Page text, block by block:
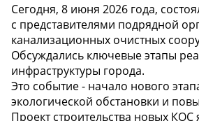
Сегодня, 8 июня 2026 года,
с представителями подрядной
канализационных очистных
Обсуждались ключевые этапы
инфраструктуры города.
Это событие - начало нового
экологической обстановки и
Проект строительства новых